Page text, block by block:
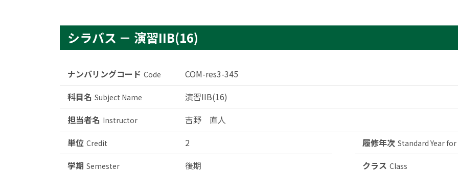
シラバス － 演習IIB(16)
ナンバリングコード Code
COM-res3-345
科目名 Subject Name
演習IIB(16)
担当者名 Instructor
吉野 直人
単位 Credit 2 履修年次 Standard Year
学期 Semester 後期 クラス Class